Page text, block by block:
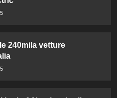
240mila vetture